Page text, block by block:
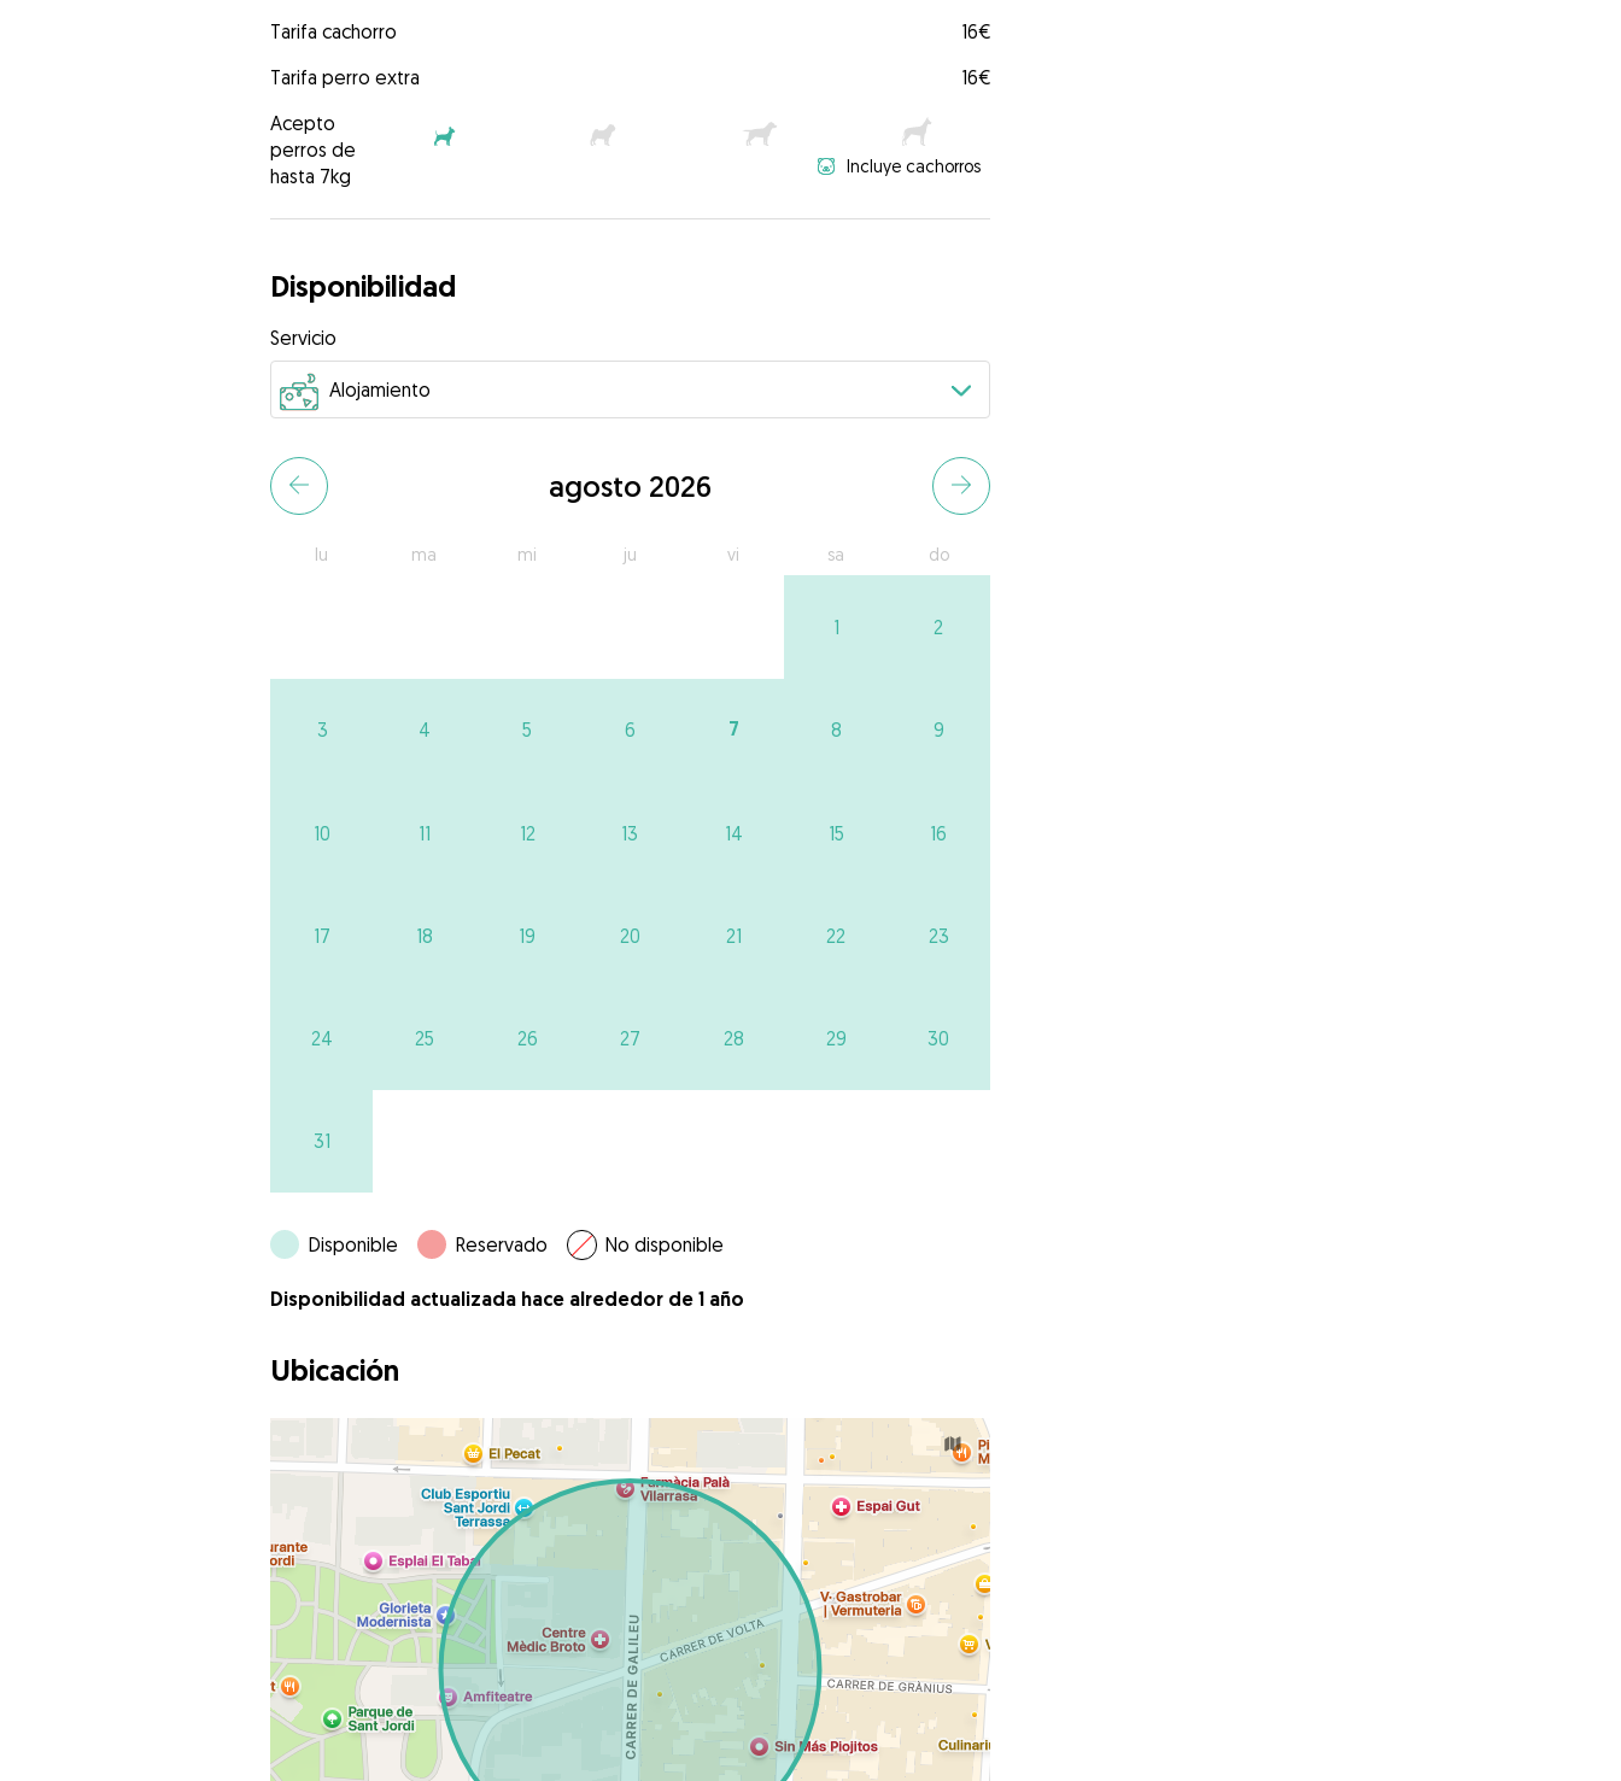
Tarifa cachorro
16€
Tarifa perro extra
16€
Acepto
perros de
hasta 7kg
Incluye cachorros
Disponibilidad
Servicio
agosto 2026
lu ma mi ju vi sa do
1 2
3 4 5 6 7 8 9
10 11 12 13 14 15 16
17 18 19 20 21 22 23
24 25 26 27 28 29 30
31
Disponible Reservado No disponible
Disponibilidad actualizada hace alrededor de 1 año
Ubicación